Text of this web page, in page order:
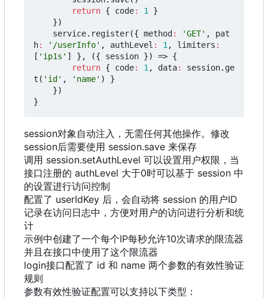
return { code: 1
}
})
service. register({ method : 'GET' ,
pat
h: '/userInfo' , authLevel : 1 , limiters :
[ 'ip1s' ] }, ({ session }) => {
return { code: 1 , data: session. ge
t ( 'id' , 'name' )
}
})
}
session对象自动注入 ， 无需任何其他操作。修改
session后需要使用 session.save 来保存
调用 session.setAuthLevel 可以设置用户权限，当
接口注册的 authLevel 大于0时可以基于 session 中
的设置进行访问控制
配置了 userIdKey 后，会自动将 session 的用户ID
记录在访问日志中 ， 方便对用户的访问进行分析和统
计
示例中创建了一个每个IP每秒允许10次请求的限流器
并且在接口中使用了这个限流器
login接口配置了 id 和 name 两个参数的有效性验证
规则
参数有效性验证配置可以支持以下类型：